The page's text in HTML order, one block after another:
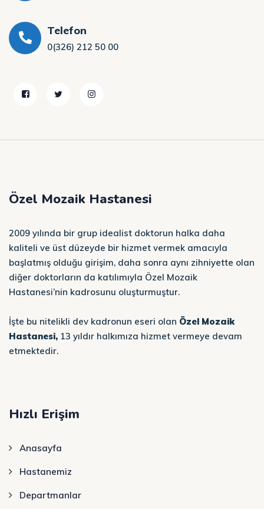
Telefon
0(326) 212 50 00
Özel Mozaik Hastanesi
2009 yılında bir grup idealist doktorun halka daha
kaliteli ve üst düzeyde bir hizmet vermek amacıyla
başlatmış olduğu girişim, daha sonra aynı zihniyette olan
diğer doktorların da katılımıyla Özel Mozaik
Hastanesi’nin kadrosunu oluşturmuştur.
İşte bu nitelikli dev kadronun eseri olan Özel Mozaik
Hastanesi, 13 yıldır halkımıza hizmet vermeye devam
etmektedir.
Hızlı Erişim
Anasayfa
Hastanemiz
Departmanlar